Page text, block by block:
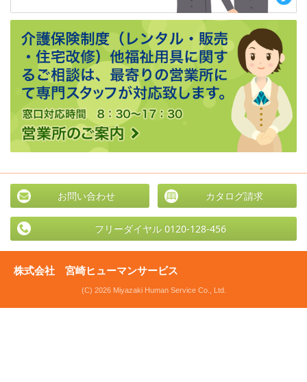
お問い合わせ カタログ請求
フリーダイヤル 0120-128-456
株式会社 宮崎ヒューマンサービス
(C) 2026 Miyazaki Human Service Co., Ltd.